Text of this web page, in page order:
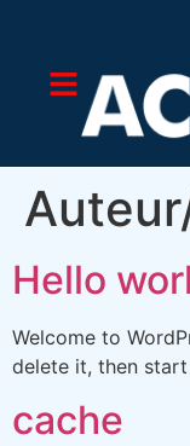
Hello
Welcome to
delete it, then
cache